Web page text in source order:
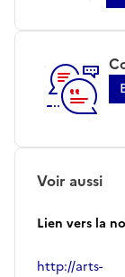
Voir aussi
Lien vers la
http://arts-